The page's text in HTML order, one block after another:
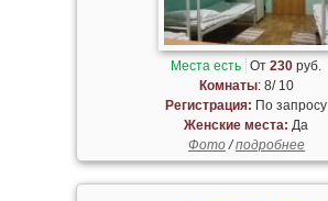
Места есть От230 руб.
Комнаты: 8/ 10
Регистрация: По запросу
Женские места: Да
Фото/подробнее